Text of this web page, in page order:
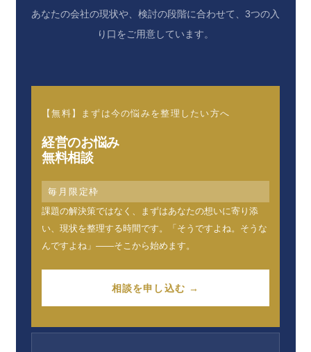
あなたの会社の現状や、検討の段階に合わせて、3つの入
り口をご用意しています。
【無料】まずは今の悩みを整理したい方へ
経営のお悩み
無料相談
毎月限定枠
課題の解決策ではなく、まずはあなたの想いに寄り添
い、現状を整理する時間です。「そうですよね。そうな
んですよね」——そこから始めます。
相談を申し込む →